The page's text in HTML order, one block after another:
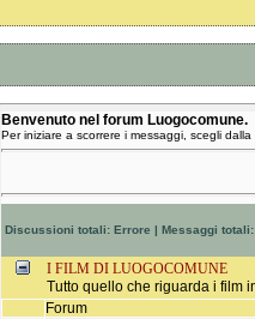
Benvenuto nel forum Luogocomune.
Per iniziare a scorrere i messaggi, scegli
Discussioni totali: Errore | Messaggi
I FILM DI LUOGOCOMUNE
Tutto quello che riguarda i film
Forum